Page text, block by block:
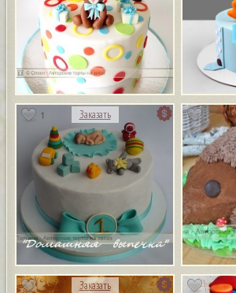
1 Заказать
Заказать